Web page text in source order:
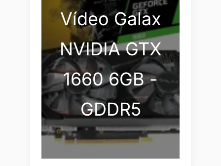
Vídeo Galax
NVIDIA GTX
1660 6GB -
GDDR5